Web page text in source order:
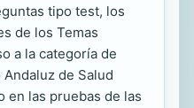
tipo test, los
de los Temas
a la categoría de
de Salud
en las pruebas de las